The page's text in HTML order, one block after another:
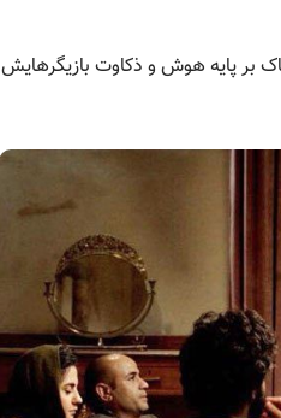
بر پایه هوش و ذکاوت بازیگرهایش